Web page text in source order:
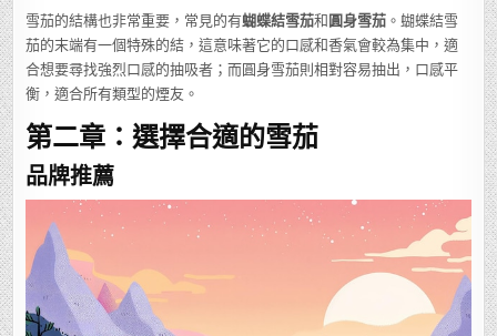
雪茄的結構也非常重要，常見的有蝴蝶結雪茄和圓身雪茄 。蝴蝶結雪
茄的末端有一個特殊的結，這意味著它的口感和香氣會較為集中，適
合想要尋找強烈口感的抽吸者；而圓身雪茄則相對容易抽出，口感平
衡，適合所有類型的煙友。
第二章：選擇合適的雪茄
品牌推薦